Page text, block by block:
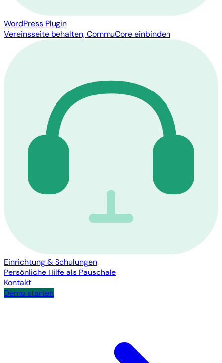
WordPress Plugin
Vereinsseite behalten, CommuCore einbinden
Einrichtung & Schulungen
Persönliche Hilfe als Pauschale
Kontakt
Demo starten